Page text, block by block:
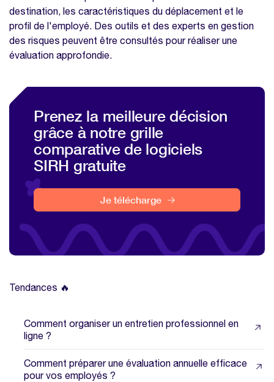
destination, les caractéristiques du déplacement et le
profil de l'employé. Des outils et des experts en gestion
des risques peuvent être consultés pour réaliser une
évaluation approfondie.
Prenez la meilleure décision
grâce à notre grille
comparative de logiciels
SIRH gratuite
Je télécharge
Tendances 🔥
Comment organiser un entretien professionnel en
ligne ?
Comment préparer une évaluation annuelle efficace
pour vos employés ?